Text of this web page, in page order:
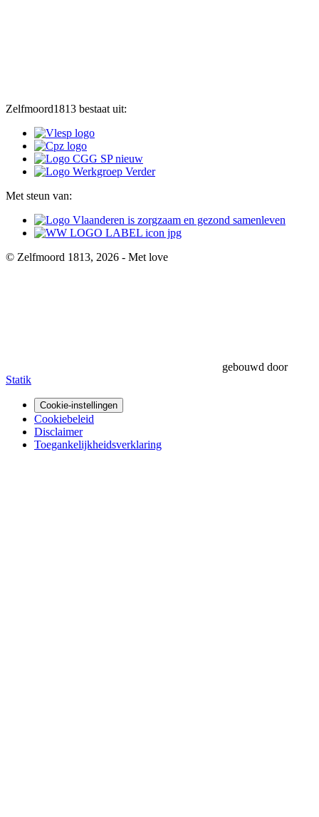
Zelfmoord1813 bestaat uit:
Met steun van:
© Zelfmoord 1813, 2026 - Metlove
gebouwd door
Statik
Cookie-instellingen
Cookiebeleid
Disclaimer
Toegankelijkheidsverklaring